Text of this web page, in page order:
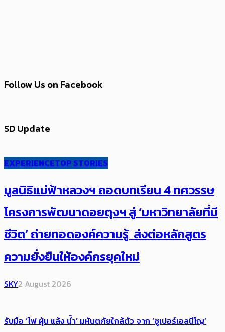
Follow Us on Facebook
SD Update
EXPERIENCETOP STORIES
มูลนิธิแม่ฟ้าหลวงฯ ถอดบทเรียน 4 ทศวรรษ
โครงการพัฒนาดอยตุงฯ สู่ ‘มหาวิทยาลัยที่มี
ชีวิต’ ถ่ายทอดองค์ความรู้ ส่งต่อหลักสูตร
ความยั่งยืนให้องค์กรยุคใหม่
SKY2 August 2026
รับมือ ‘ไฟ ฝุ่น แล้ง น้ำ’ มหันตภัยใกล้ตัว จาก ‘ซูเปอร์เอลนีโญ’